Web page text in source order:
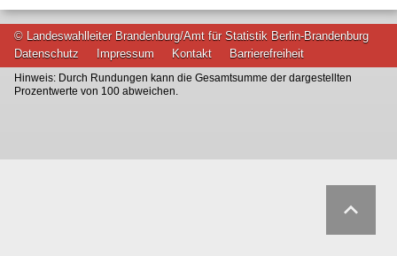
© Landeswahlleiter Brandenburg/Amt für Statistik Berlin-Brandenburg
Datenschutz
Impressum Kontakt Barrierefreiheit
Hinweis: Durch Rundungen kann die Gesamtsumme der dargestellten
Prozentwerte von 100 abweichen.
keyboard_arrow_up